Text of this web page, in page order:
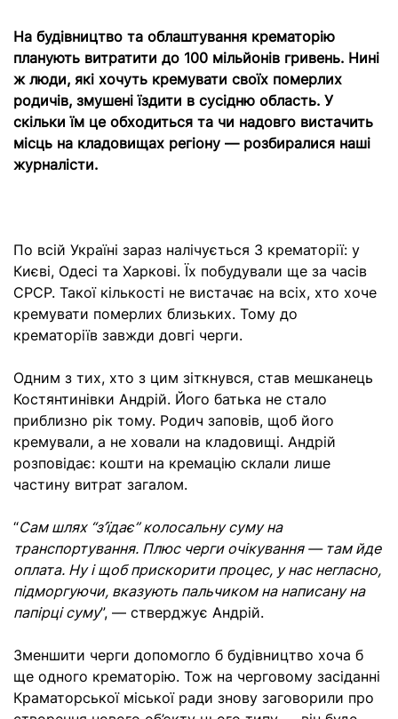
На будівництво та облаштування крематорію
планують витратити до 100 мільйонів гривень. Нині
ж люди, які хочуть кремувати своїх померлих
родичів, змушені їздити в сусідню область. У
скільки їм це обходиться та чи надовго вистачить
місць на кладовищах регіону — розбиралися наші
журналісти.
По всій Україні зараз налічується 3 крематорії: у
Києві, Одесі та Харкові. Їх побудували ще за часів
СРСР. Такої кількості не вистачає на всіх, хто хоче
кремувати померлих близьких. Тому до
крематоріїв завжди довгі черги.
Одним з тих, хто з цим зіткнувся, став мешканець
Костянтинівки Андрій. Його батька не стало
приблизно рік тому. Родич заповів, щоб його
кремували, а не ховали на кладовищі. Андрій
розповідає: кошти на кремацію склали лише
частину витрат загалом.
“Сам шлях “з’їдає” колосальну суму на
транспортування. Плюс черги очікування — там йде
оплата. Ну і щоб прискорити процес, у нас негласно,
підморгуючи, вказують пальчиком на написану на
папірці суму”, — стверджує Андрій.
Зменшити черги допомогло б будівництво хоча б
ще одного крематорію. Тож на черговому засіданні
Краматорської міської ради знову заговорили про